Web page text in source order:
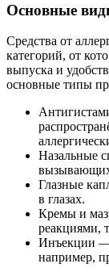
Основные
Средства от
категорий, от
выпуска и
основные типы
Назальные
вызывающих
Глазные
в глазах.
Кремы и
реакциями,
Инъекции —
например,